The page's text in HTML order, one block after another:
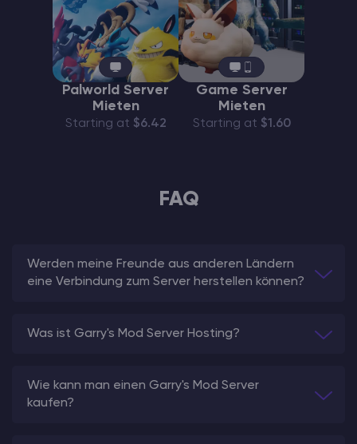
Palworld Server
Mieten
Starting at $6.42
Game Server
Mieten
Starting at $1.60
FAQ
Werden meine Freunde aus anderen Ländern
eine Verbindung zum Server herstellen können?
Was ist Garry's Mod Server Hosting?
Wie kann man einen Garry's Mod Server
kaufen?